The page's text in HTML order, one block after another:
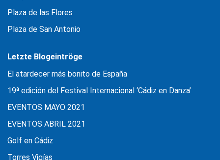
Plaza de las Flores
Plaza de San Antonio
Letzte Blogeintröge
El atardecer más bonito de España
19ª edición del Festival Internacional ‘Cádiz en Danza’
EVENTOS MAYO 2021
EVENTOS ABRIL 2021
Golf en Cádiz
Torres Vigías